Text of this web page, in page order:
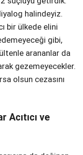
halindeyiz.
bir ülkede elini
gibi,
arananlar da
gezemeyecekler.
olsun cezasını
Acıtıcı ve